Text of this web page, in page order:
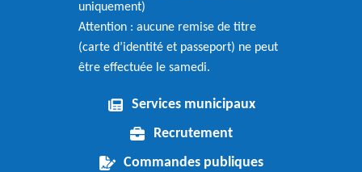
uniquement)
Attention : aucune remise de titre
(carte d’identité et passeport) ne peut
être effectuée le samedi.
Services municipaux
Recrutement
Commandes publiques